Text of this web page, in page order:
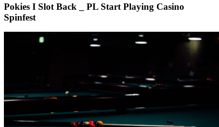
Pokies I Slot Back _ PL Start Playing Casino
Spinfest